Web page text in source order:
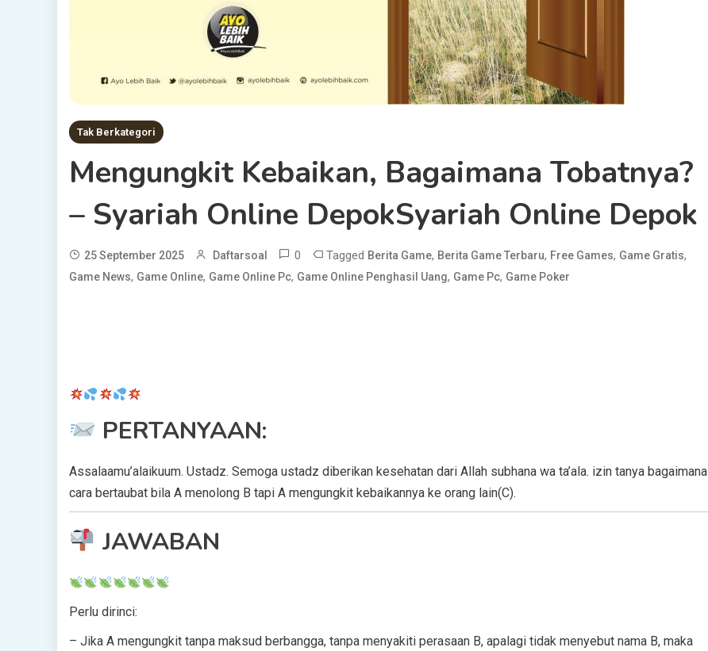
Tak Berkategori
Mengungkit Kebaikan, Bagaimana Tobatnya?
– Syariah Online DepokSyariah Online Depok
25 September 2025 Daftarsoal 0 Tagged Berita Game, Berita Game Terbaru, Free Games, Game Gratis,
Game News, Game Online, Game Online Pc, Game Online Penghasil Uang, Game Pc, Game Poker
PERTANYAAN:
Assalaamu’alaikuum. Ustadz. Semoga ustadz diberikan kesehatan dari Allah subhana wa ta’ala. izin tanya bagaimana
cara bertaubat bila A menolong B tapi A mengungkit kebaikannya ke orang lain(C).
JAWABAN
Perlu dirinci:
– Jika A mengungkit tanpa maksud berbangga, tanpa menyakiti perasaan B, apalagi tidak menyebut nama B, maka